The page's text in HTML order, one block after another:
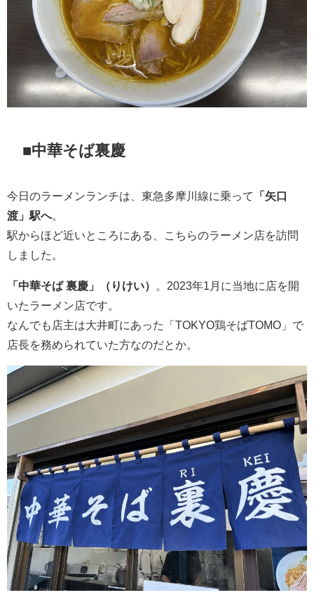
■中華そば裏慶
今日のラーメンランチは、東急多摩川線に乗って
「矢口
渡」駅へ。
駅からほど近いところにある、こちらのラーメン店を訪問
しました。
「中華そば 裏慶」 （りけい）
。2023年1月に当地に店を開
いたラーメン店です。
なんでも店主は大井町にあった「TOKYO鶏そばTOMO」で
店長を務められていた方なのだとか。